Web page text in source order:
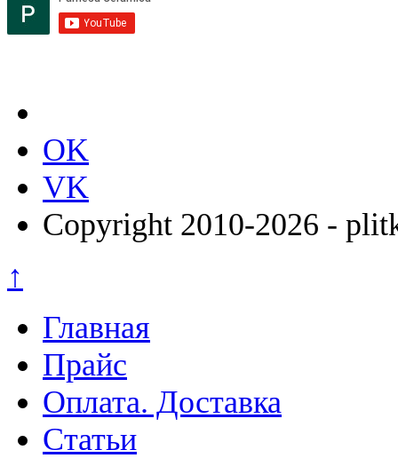
OK
VK
Copyright 2010-2026 -
↑
Главная
Прайс
Оплата. Доставка
Статьи